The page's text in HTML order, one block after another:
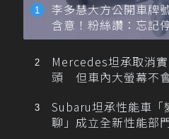
李多慧大方公開車牌
含意！粉絲讚：忘記
忙找車
Mercedes坦承取消
頭 但車內大螢幕不
Subaru坦承性能車「
聊」成立全新性能部